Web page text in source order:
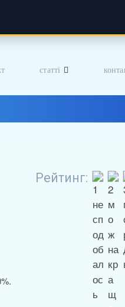
статті
Рейтинг: